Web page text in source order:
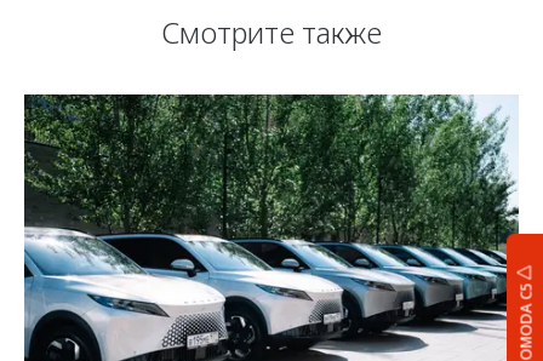
OMODA C5
Смотрите также